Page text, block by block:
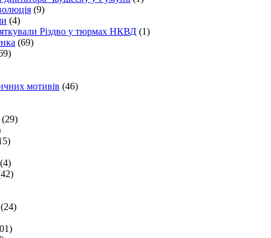
(9)
(4)
Різдво у тюрмах НКВД (1)
(69)
мотивів (46)
(29)
(4)
(24)